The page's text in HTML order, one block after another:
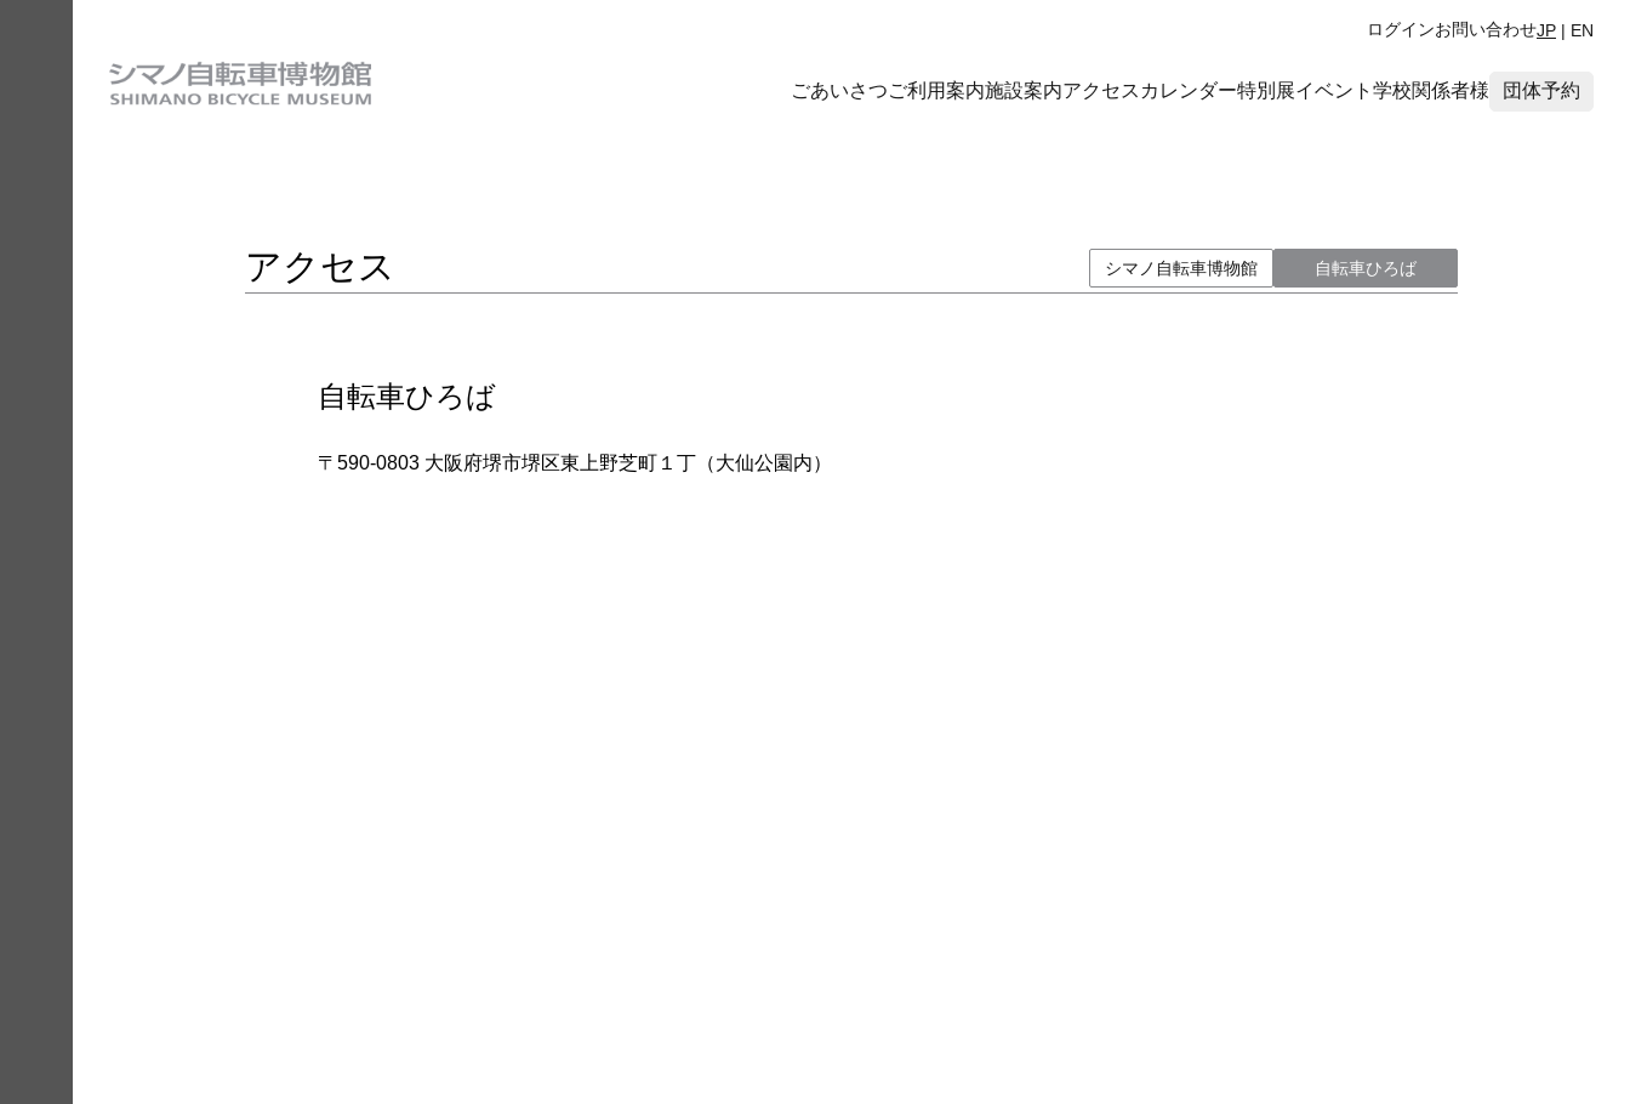
イベント
学校関係者様
ログインお問い合わせJP | EN
ごあいさつご利用案内施設案内アクセス カレンダー特別展イベント 学校関係者様 団体予約
アクセス シマノ自転車博物館 自転車ひろば
自転車ひろば
〒590-0803 大阪府堺市堺区東上野芝町１丁（大仙公園内）